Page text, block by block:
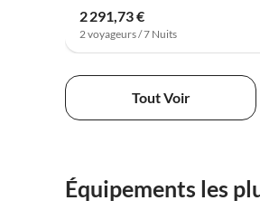
2 291,73 €
2 voyageurs / 7 Nuits
Tout Voir
Équipements les